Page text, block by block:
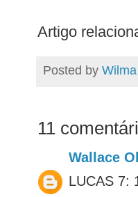
Artigo
Posted by
11
Wallace
LUCAS 7: